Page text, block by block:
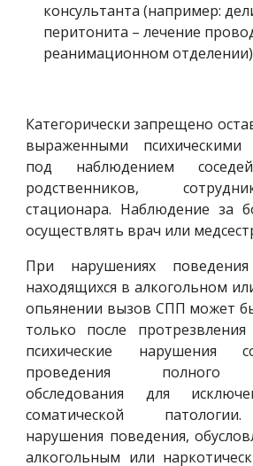
консультанта (например:
перитонита – лечение
реанимационном
Категорически запрещено
выраженными психическими
под наблюдением
родственников,
стационара. Наблюдение за
осуществлять врач или
При нарушениях
находящихся в алкогольном
опьянении вызов СПП может
только после
психические нарушения
проведения полного
обследования для
соматической
нарушения поведения,
алкогольным или